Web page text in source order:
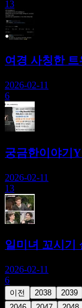
13
여경 사칭한
2026-02-11
6
궁금한이야기
2026-02-11
13
일미녀 꼬시기
2026-02-11
6
이전 2038 2039